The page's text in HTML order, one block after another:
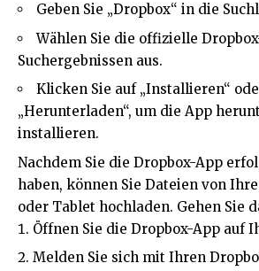
Geben Sie „Dropbox“ in die
Wählen Sie die offizielle
Suchergebnissen aus.
Klicken Sie auf „Installieren“
„Herunterladen“, um die App
installieren.
Nachdem Sie die Dropbox-App
haben, können Sie Dateien von
oder Tablet hochladen. Gehen Sie
Öffnen Sie die Dropbox-App auf
Melden Sie sich mit Ihren